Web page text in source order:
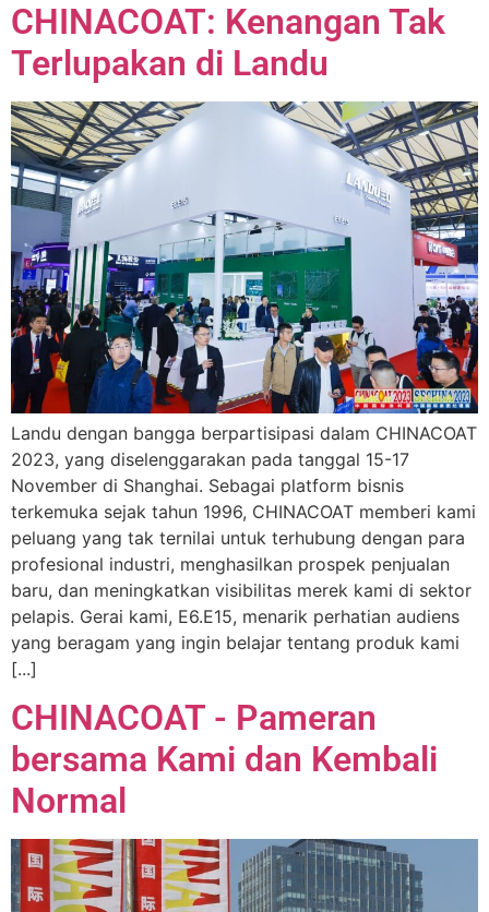
CHINACOAT: Kenangan Tak
Terlupakan di Landu
Landu dengan bangga berpartisipasi dalam CHINACOAT
2023, yang diselenggarakan pada tanggal 15-17
November di Shanghai. Sebagai platform bisnis
terkemuka sejak tahun 1996, CHINACOAT memberi kami
peluang yang tak ternilai untuk terhubung dengan para
profesional industri, menghasilkan prospek penjualan
baru, dan meningkatkan visibilitas merek kami di sektor
pelapis. Gerai kami, E6.E15, menarik perhatian audiens
yang beragam yang ingin belajar tentang produk kami
[...]
CHINACOAT - Pameran
bersama Kami dan Kembali
Normal